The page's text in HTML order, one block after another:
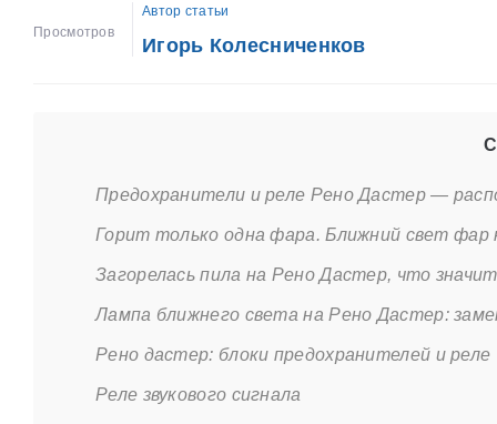
Просмотров
Автор статьи
Игорь Колесниченков
Предохранители и реле Рено Дастер —
Горит только одна фара. Ближний свет
Загорелась пила на Рено Дастер, что
Лампа ближнего света на Рено Дастер:
Рено дастер: блоки предохранителей и реле
Реле звукового сигнала